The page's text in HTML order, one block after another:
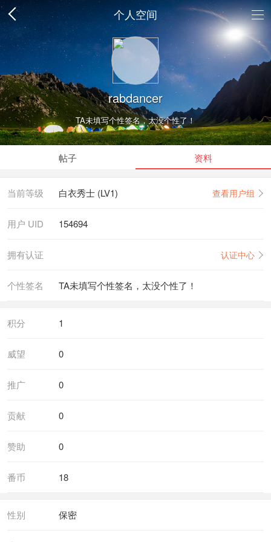
个人空间
rabdancer
TA未填写个性签名，太没个性了！
帖子 资料
当前等级 白衣秀士 (LV1) 查看用户组
用户 UID 154694
拥有认证 认证中心
个性签名 TA未填写个性签名，太没个性了！
积分 1
威望 0
推广 0
贡献 0
赞助 0
番币 18
性别 保密